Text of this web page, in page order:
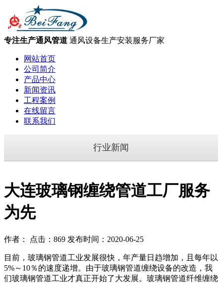
专注生产通风管道 通风设备生产安装服务厂家
网站首页
公司简介
产品中心
新闻资讯
工程案例
在线留言
联系我们
行业新闻
大连玻璃钢缠绕管道工厂服务
为先
作者： 点击：869 发布时间：2020-06-25
目前，玻璃钢管道工业发展很快，年产量日趋增加，且每年以
5%～10％的速度递增。由于玻璃钢管道缠绕设备的改造，我
们玻璃钢管道工业才真正开始了大发展。玻璃钢管道纤维缠绕